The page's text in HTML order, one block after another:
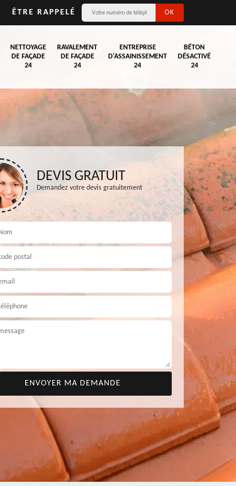
ÊTRE RAPPELÉ
NETTOYAGE
DE FAÇADE
24
RAVALEMENT
DE FAÇADE
24
ENTREPRISE
D'ASSAINISSEMENT
24
BÉTON
DÉSACTIVÉ
24
DEVIS GRATUIT
Demandez votre devis gratuitement